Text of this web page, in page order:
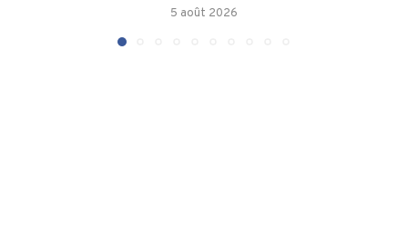
5 août 2026